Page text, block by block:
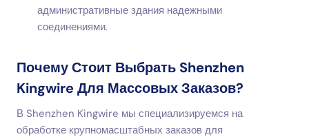
административные здания надежными
соединениями.
Почему Стоит Выбрать Shenzhen
Kingwire Для Массовых Заказов?
В Shenzhen Kingwire мы специализируемся на
обработке крупномасштабных заказов для